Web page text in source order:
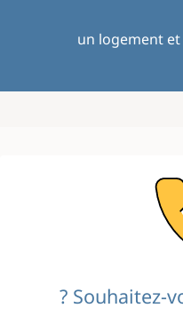
un logement
Souhaitez-